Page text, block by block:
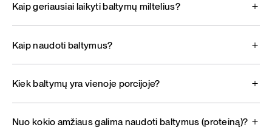
Kaip geriausiai laikyti baltymų miltelius?
Kaip naudoti baltymus?
Kiek baltymų yra vienoje porcijoje?
Nuo kokio amžiaus galima naudoti baltymus (proteiną)?